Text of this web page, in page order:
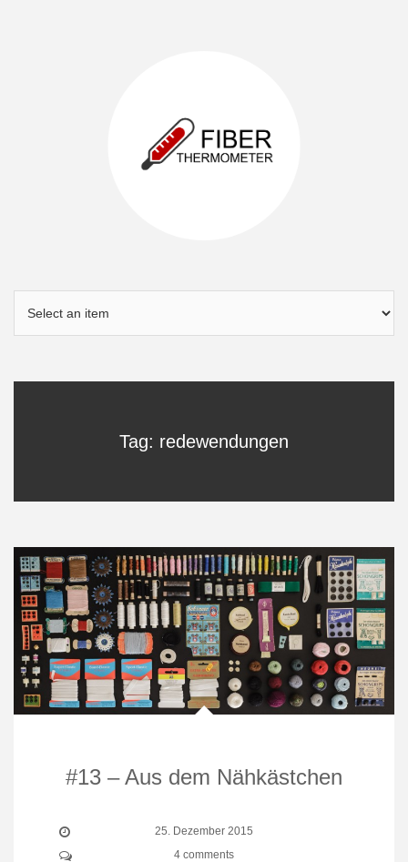
Tag: redewendungen
#13 – Aus dem Nähkästchen
25. Dezember 2015
4 comments